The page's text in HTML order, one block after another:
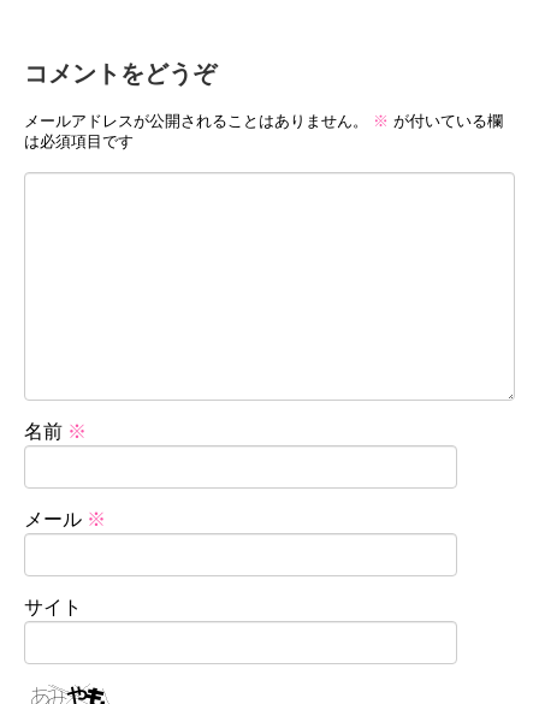
コメントをどうぞ
メールアドレスが公開されることはありません。 ※ が付いている欄
は必須項目です
名前 ※
メール ※
サイト